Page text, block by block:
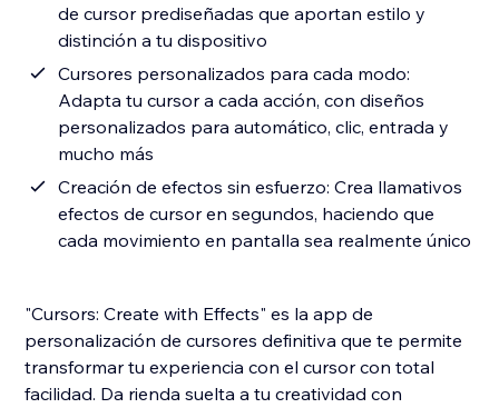
de cursor prediseñadas que aportan estilo y
distinción a tu dispositivo
Cursores personalizados para cada modo:
Adapta tu cursor a cada acción, con diseños
personalizados para automático, clic, entrada y
mucho más
Creación de efectos sin esfuerzo: Crea llamativos
efectos de cursor en segundos, haciendo que
cada movimiento en pantalla sea realmente único
"Cursors: Create with Effects" es la app de
personalización de cursores definitiva que te permite
transformar tu experiencia con el cursor con total
facilidad. Da rienda suelta a tu creatividad con